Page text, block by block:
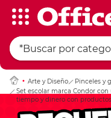
Arte y Diseño
Pinceles y
Set escolar marca Condor
tiempo y dinero con